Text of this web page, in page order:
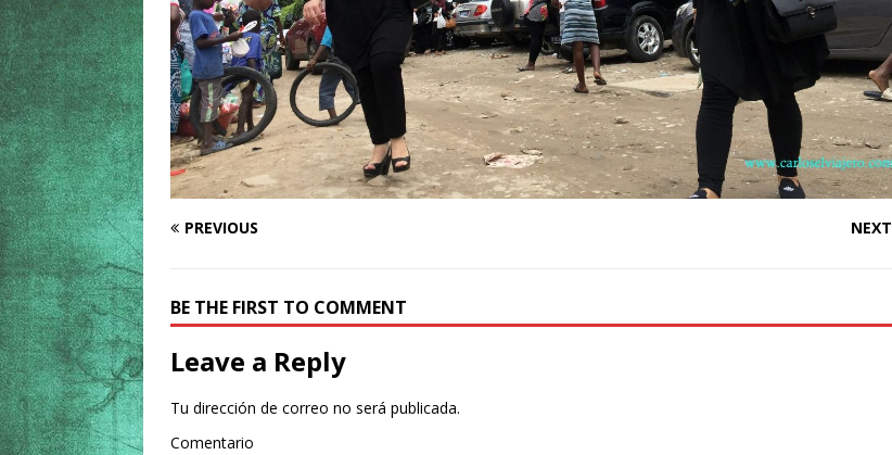
PREVIOUS NEXT
BE THE FIRST TO COMMENT
Leave a Reply
Tu dirección de correo no será publicada.
Comentario